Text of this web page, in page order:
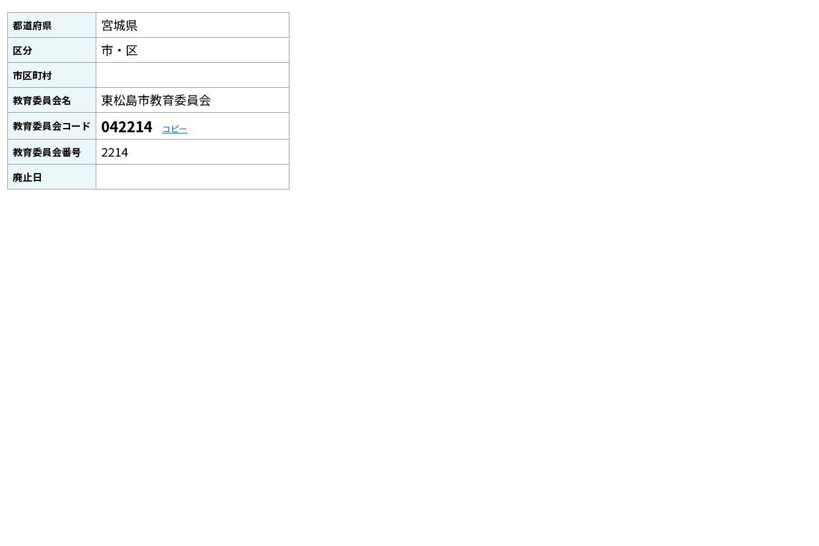
都道府県 宮城県
区分 市・区
市区町村
教育委員会名
東松島市教育委員会
教育委員会コード 042214 コピー
教育委員会番号 2214
廃止日